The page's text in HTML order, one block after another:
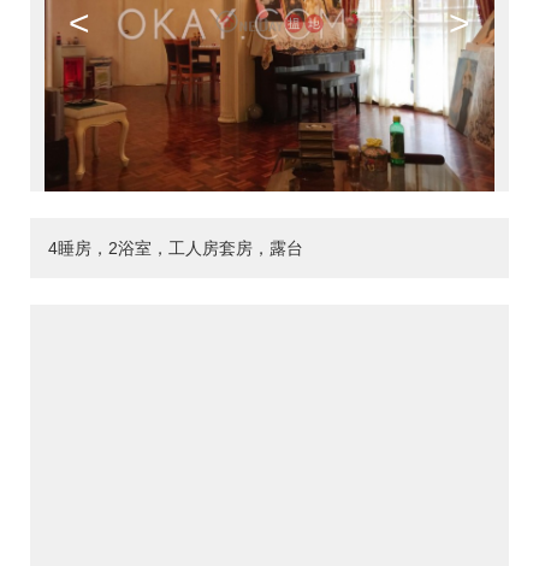
< >
4睡房，2浴室，工人房套房，露台